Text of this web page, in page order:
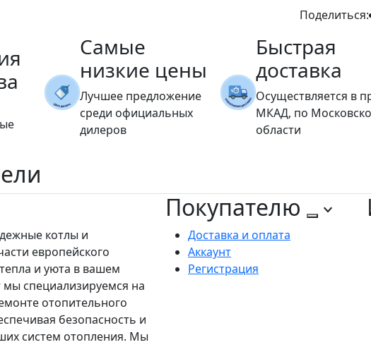
Поделиться:
Самые
низкие цены
Лучшее предложение
среди официальных
дилеров
Быстрая
доставка
Осуществляется в
МКАД, по
области
котлы и
европейского
и уюта в вашем
мы специализируемся на
отопительного
безопасность и
систем отопления. Мы
Покупателю
Доставка и оплата
Аккаунт
Регистрация